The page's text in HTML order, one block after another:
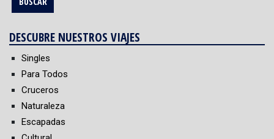
DESCUBRE NUESTROS VIAJES
Singles
Para Todos
Cruceros
Naturaleza
Escapadas